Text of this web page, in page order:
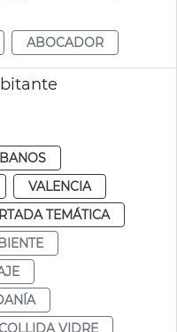
ABOCADOR
VALENCIA
TEMÁTICA
VIDRE